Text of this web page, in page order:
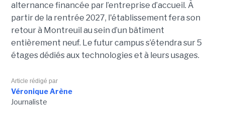
alternance financée par l’entreprise d’accueil. À
partir de la rentrée 2027, l'établissement fera son
retour à Montreuil au sein d’un bâtiment
entièrement neuf. Le futur campus s’étendra sur 5
étages dédiés aux technologies et à leurs usages.
Article rédigé par
Véronique Arène
Journaliste